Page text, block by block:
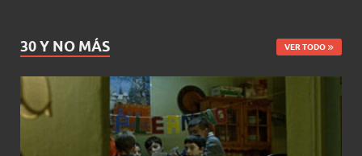
30 Y NO MÁS VER TODO